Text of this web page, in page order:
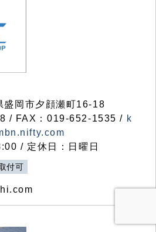
岡市夕顔瀬町16-18
/ FAX：019-652-1535 / k
/ 定休日：日曜日
付可